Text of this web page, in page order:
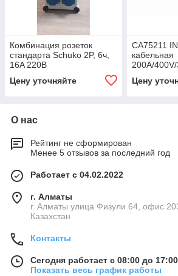
Комбинация розеток
стандарта Schuko 2P, 6ч,
16A 220В
Цену уточняйте
CA75211
кабельная
200A/
Цену
О нас
Рейтинг не сформирован
Менее 5 отзывов за последний год
Работает с 04.02.2022
г. Алматы
г. Алматы улица Физули 64, офис
Казахстан
Контакты
Сегодня работает с 08:00 до 17:00
Показать весь график работы